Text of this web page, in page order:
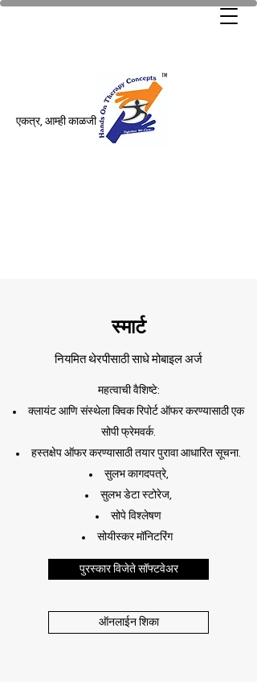
एकत्र, आम्ही काळजी
स्मार्ट
नियमित थेरपीसाठी साधे मोबाइल अर्ज
महत्वाची वैशिष्टे:
क्लायंट आणि संस्थेला क्विक रिपोर्ट ऑफर करण्यासाठी एक
सोपी फ्रेमवर्क.
हस्तक्षेप ऑफर करण्यासाठी तयार पुरावा आधारित सूचना.
सुलभ कागदपत्रे,
सुलभ डेटा स्टोरेज,
सोपे विश्लेषण
सोयीस्कर मॉनिटरिंग
पुरस्कार विजेते सॉफ्टवेअर
ऑनलाईन शिका